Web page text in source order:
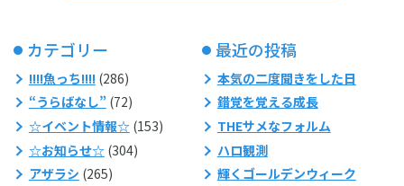
カテゴリー
!!!!魚っち!!!!(286)
“うらばなし”(72)
☆イベント情報☆(153)
☆お知らせ☆(304)
アザラシ (265)
最近の投稿
本気の二度聞きをした日
錯覚を覚える成長
THEサメなフォルム
ハロ観測
輝くゴールデンウィーク